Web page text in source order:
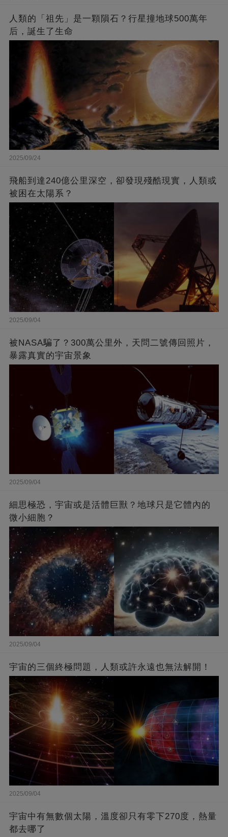
人類的「祖先」是一顆隕石？行星撞地球500萬年
后，誕生了生命
2025/09/24
飛船到達240億公里深空，卻發現殘酷現實，人類或
被困在太陽系？
2025/09/04
被NASA騙了？300萬公里外，天問二號傳回照片，
暴露真實的宇宙景象
2025/09/04
細思極恐，宇宙或是活體巨獸？地球只是它體內的
微小細胞？
2025/09/04
宇宙的三個終極問題，人類或許永遠也無法解開！
2025/09/04
宇宙中有無數個太陽，溫度卻只有零下270度，熱量
都去哪了